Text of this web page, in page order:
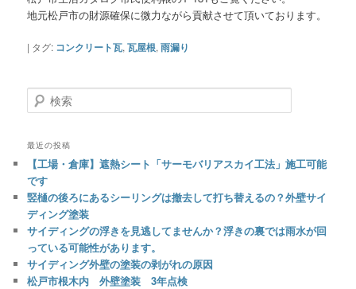
地元松戸市の財源確保に微力ながら貢献させて頂いております。
| タグ: コンクリート瓦,瓦屋根,雨漏り
検
索
最近の投稿
【工場・倉庫】遮熱シート「サーモバリアスカイ工法」施工可能
です
竪樋の後ろにあるシーリングは撤去して打ち替えるの？外壁サイ
ディング塗装
サイディングの浮きを見逃してませんか？浮きの裏では雨水が回
っている可能性があります。
サイディング外壁の塗装の剥がれの原因
松戸市根木内 外壁塗装 3年点検